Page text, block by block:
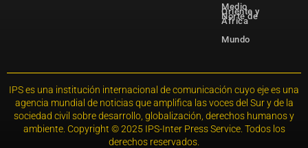
Medio
Oriente y
Norte de
África
Mundo
IPS es una institución internacional de comunicación cuyo eje es una
agencia mundial de noticias que amplifica las voces del Sur y de la
sociedad civil sobre desarrollo, globalización, derechos humanos y
ambiente. Copyright © 2025 IPS-Inter Press Service. Todos los
derechos reservados.